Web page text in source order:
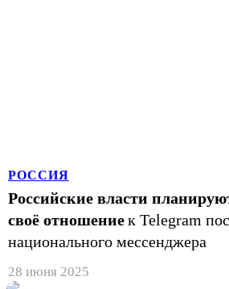
РОССИЯ
Российские власти
своё отношениек Telegram
национального мессенджера
28 июня 2025